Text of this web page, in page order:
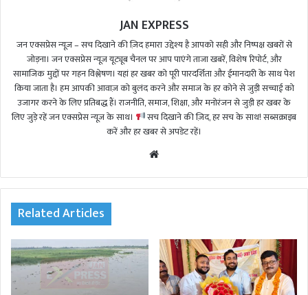
JAN EXPRESS
जन एक्सप्रेस न्यूज़ – सच दिखाने की ज़िद हमारा उद्देश्य है आपको सही और निष्पक्ष खबरों से
जोड़ना। जन एक्सप्रेस न्यूज़ यूट्यूब चैनल पर आप पाएंगे ताजा खबरें, विशेष रिपोर्ट, और
सामाजिक मुद्दों पर गहन विश्लेषण। यहां हर खबर को पूरी पारदर्शिता और ईमानदारी के साथ पेश
किया जाता है। हम आपकी आवाज़ को बुलंद करने और समाज के हर कोने से जुड़ी सच्चाई को
उजागर करने के लिए प्रतिबद्ध हैं। राजनीति, समाज, शिक्षा, और मनोरंजन से जुड़ी हर खबर के
लिए जुड़े रहें जन एक्सप्रेस न्यूज़ के साथ।
सच दिखाने की ज़िद, हर सच के साथ! सब्सक्राइब
करें और हर खबर से अपडेट रहें।
te
Related Articles